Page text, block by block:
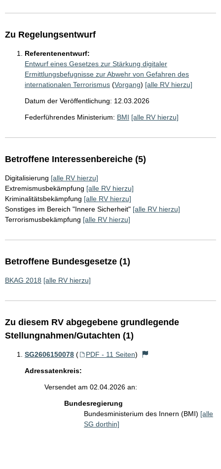
Zu Regelungsentwurf
Referentenentwurf:
Entwurf eines Gesetzes zur Stärkung digitaler
Ermittlungsbefugnisse zur Abwehr von Gefahren des
internationalen Terrorismus (Vorgang) [alle RV hierzu]
Datum der Veröffentlichung: 12.03.2026
Federführendes Ministerium: BMI [alle RV hierzu]
Betroffene Interessenbereiche (5)
Digitalisierung [alle RV hierzu]
Extremismusbekämpfung [alle RV hierzu]
Kriminalitätsbekämpfung [alle RV hierzu]
Sonstiges im Bereich "Innere Sicherheit" [alle RV hierzu]
Terrorismusbekämpfung [alle RV hierzu]
Betroffene Bundesgesetze (1)
BKAG 2018 [alle RV hierzu]
Zu diesem RV abgegebene grundlegende
Stellungnahmen/Gutachten (1)
SG2606150078 ( PDF - 11 Seiten)
Adressatenkreis:
Versendet am 02.04.2026 an:
Bundesregierung
Bundesministerium des Innern (BMI) [alle
SG dorthin]